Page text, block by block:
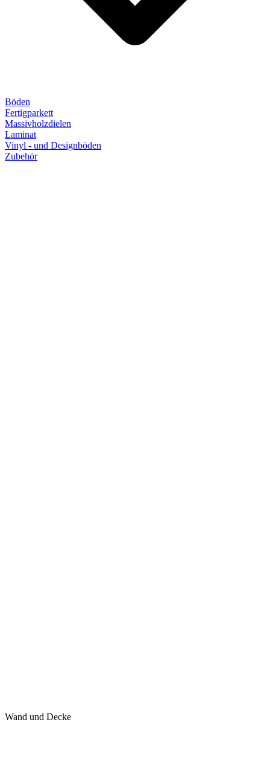
Böden
Fertigparkett
Massivholzdielen
Laminat
Vinyl - und Designböden
Zubehör
Wand und Decke